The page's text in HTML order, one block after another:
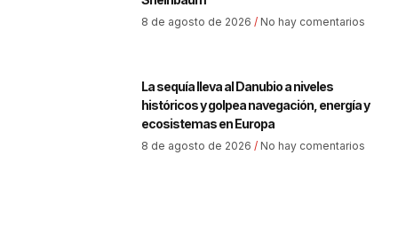
8 de agosto de 2026 No hay comentarios
La sequía lleva al Danubio a niveles
históricos y golpea navegación, energía y
ecosistemas en Europa
8 de agosto de 2026 No hay comentarios